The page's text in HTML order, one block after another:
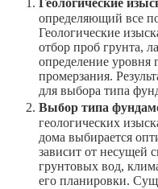
определяющий все
Геологические
отбор проб грунта,
определение
промерзания.
для выбора типа
Выбор типа
геологических
дома выбирается
зависит от несущей
грунтовых вод,
его планировки.